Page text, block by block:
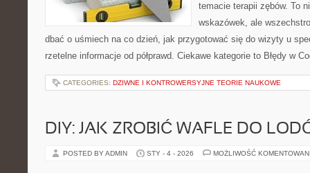
temacie terapii zębów. To
wskazówek, ale
dbać o uśmiech na co dzień, jak przygotować się do wizyty u
rzetelne informacje od półprawd. Ciekawe kategorie to Błędy w
CATEGORIES: DZIWNE I KONTROWERSYJNE TEORIE NAUKOWE
DIY: JAK ZROBIĆ WAFLE DO
POSTED BY ADMIN STY - 4 - 2026 MOŻLIWOŚĆ